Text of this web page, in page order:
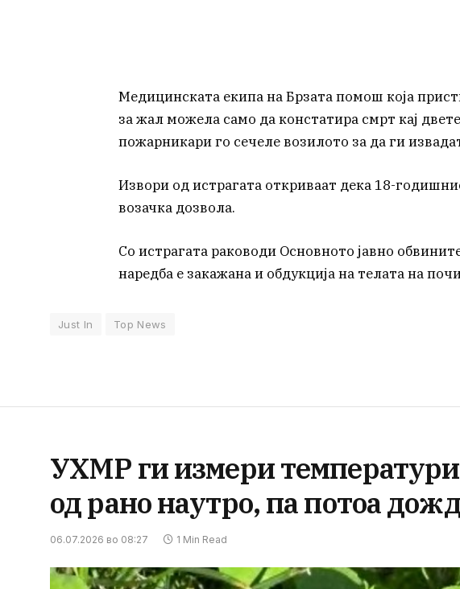
Медицинската екипа на Брзата помош која
за жал можела само да констатира смрт кај
пожарникари го сечеле возилото за да ги
Извори од истрагата откриваат дека 18-
возачка дозвола.
Со истрагата раководи Основното јавно
наредба е закажана и обдукција на телата на
Just In Top News
УХМР ги измери
од рано наутро, па потоа
06.07.2026 во 08:27 1 Min Read